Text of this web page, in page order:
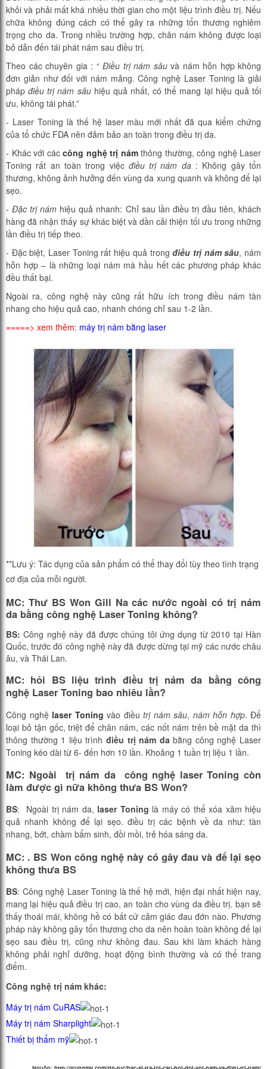
khỏi và phải mất khá nhiều thời gian cho một liệu trình điều trị. Nếu
chữa không đúng cách có thể gây ra những tổn thương nghiêm
trọng cho da. Trong nhiều trường hợp, chân nám không được loại
bỏ dẫn đến tái phát nám sau điều trị.
Theo các chuyên gia : “ Điều trị nám sâuvà nám hỗn hợp không
đơn giản như đối với nám mảng. Công nghệ Laser Toning là giải
phápđiều trị nám sâuhiệu quả nhất, có thể mang lại hiệu quả tối
ưu, không tái phát.”
- Laser Toning là thế hệ laser màu mới nhất đã qua kiểm chứng
của tổ chức FDA nên đảm bảo an toàn trong điều trị da.
- Khác với các công nghệ trị námthông thường, công nghệ Laser
Toning rất an toàn trong việc điều trị nám da: Không gây tổn
thương, không ảnh hưởng đến vùng da xung quanh và không để lại
sẹo.
-Đặc trị nám hiệu quả nhanh: Chỉ sau lần điều trị đầu tiên, khách
hàng đã nhận thấy sự khác biệt và dần cải thiện tối ưu trong những
lần điều trị tiếp theo.
- Đặc biệt, Laser Toning rất hiệu quả trongđiều trị nám sâu, nám
hỗn hợp – là những loại nám mà hầu hết các phương pháp khác
đều thất bại.
Ngoài ra, công nghệ này cũng rất hữu ích trong điều nám tàn
nhang cho hiệu quả cao, nhanh chóng chỉ sau 1-2 lần.
=====> xem thêm: máy trị nám bằng laser
**Lưu ý: Tác dụng của sản phẩm có thể thay đổi tùy theo tình trạng
cơ địa của mỗi người.
MC: Thư BS Won Gill Na các nước ngoài có trị nám
da bằng công nghệ Laser Toning không?
BS:Công nghệ này đã được chúng tôi ứng dụng từ 2010 tại Hàn
Quốc, trước đó công nghệ này đã được dừng tại mỹ các nước châu
âu, và Thái Lan.
MC: hỏi BS liệu trình điều trị nám da bằng công
nghệ Laser Toning bao nhiêu lần?
Công nghệ laser Toning vào điều trị nám sâu, nám hỗn hợp. Để
loại bỏ tận gốc, triệt để chân nám, các nốt nám trên bề mặt da thì
thông thường 1 liệu trình điều trị nám da bằng công nghệ Laser
Toning kéo dài từ 6- đến hơn 10 lần. Khoảng 1 tuần trị liệu 1 lần.
MC: Ngoài trị nám da công nghệ laser Toningcòn
làm được gì nữa không thưa BS Won?
BS: Ngoài trị nám da, laser Toning là máy có thể xóa xăm hiệu
quả nhanh không để lại sẹo. điều trị các bệnh về da như: tàn
nhang, bớt, chàm bẩm sinh, đồi mồi, trẻ hóa sáng da.
MC: . BS Won công nghệ này có gây đau và để lại sẹo
không thưa BS
BS: Công nghệ Laser Toning là thế hệ mới, hiện đại nhất hiện nay,
mang lại hiệu quả điều trị cao, an toàn cho vùng da điều trị. bạn sẽ
thấy thoái mái, không hề có bất cứ cảm giác đau đớn nào. Phương
pháp này không gây tổn thương cho da nên hoàn toàn không để lại
sẹo sau điều trị, cũng như không đau. Sau khi làm khách hàng
không phải nghỉ dưỡng, hoạt động bình thường và có thể trang
điểm.
Công nghệ trị nám khác:
Máy trị nám CuRAS
Máy trị nám Sharplight
Thiết bị thẩm mỹ